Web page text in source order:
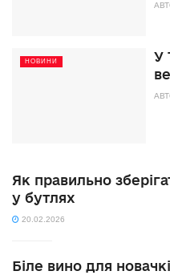
НОВИНИ
У
Як правильно
у бутлях
20.02.2026
Біле вино для